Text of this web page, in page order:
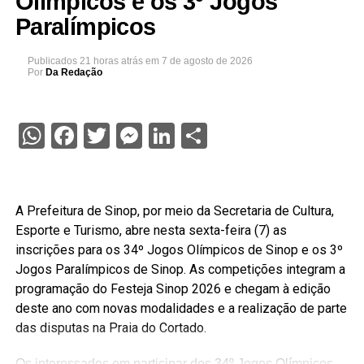
Paralímpicos
Publicados 21 horas atrás em 7 de agosto de 2026
Por Da Redação
WhatsApp
Facebook
Twitter
Messenger
LinkedIn
Share
A Prefeitura de Sinop, por meio da Secretaria de Cultura,
Esporte e Turismo, abre nesta sexta-feira (7) as
inscrições para os 34º Jogos Olímpicos de Sinop e os 3º
Jogos Paralímpicos de Sinop. As competições integram a
programação do Festeja Sinop 2026 e chegam à edição
deste ano com novas modalidades e a realização de parte
das disputas na Praia do Cortado.